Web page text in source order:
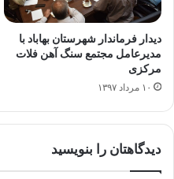
دیدار فرماندار شهرستان بهاباد با
مدیرعامل مجتمع سنگ آهن فلات
مرکزی
۱۰ مرداد ۱۳۹۷
دیدگاهتان را بنویسید